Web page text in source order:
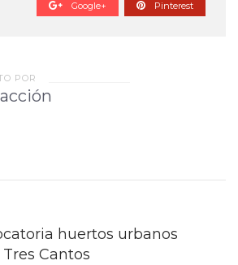
Google+ Pinterest
POR
huertos urbanos
Cantos